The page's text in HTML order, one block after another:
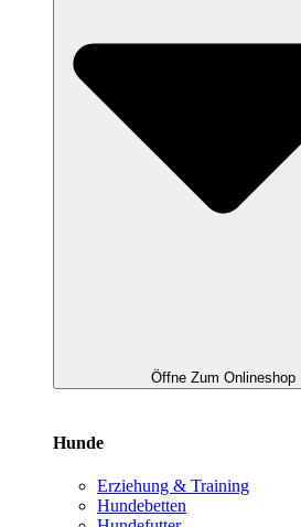
Öffne Zum Onlineshop
Hunde
Erziehung & Training
Hundebetten